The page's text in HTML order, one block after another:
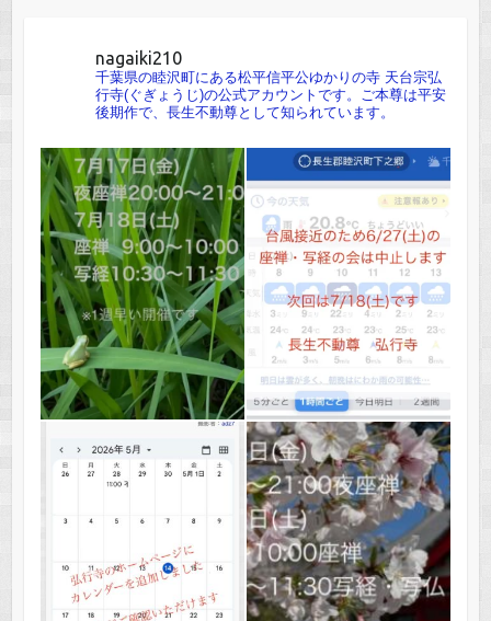
nagaiki210
千葉県の睦沢町にある松平信平公ゆかりの寺 天台宗弘
行寺(ぐぎょうじ)の公式アカウントです。ご本尊は平安
後期作で、長生不動尊として知られています。